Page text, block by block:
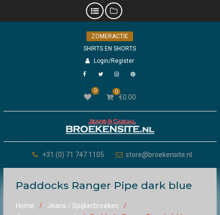
ZOMERACTIE
SHIRTS EN SHORTS
Login/Register
0 0
€0.00
+31 (0) 71 747 1105 store@broekensite.nl
Paddocks Ranger Pipe dark blue
Home
Jeans / Spijkerbroeken